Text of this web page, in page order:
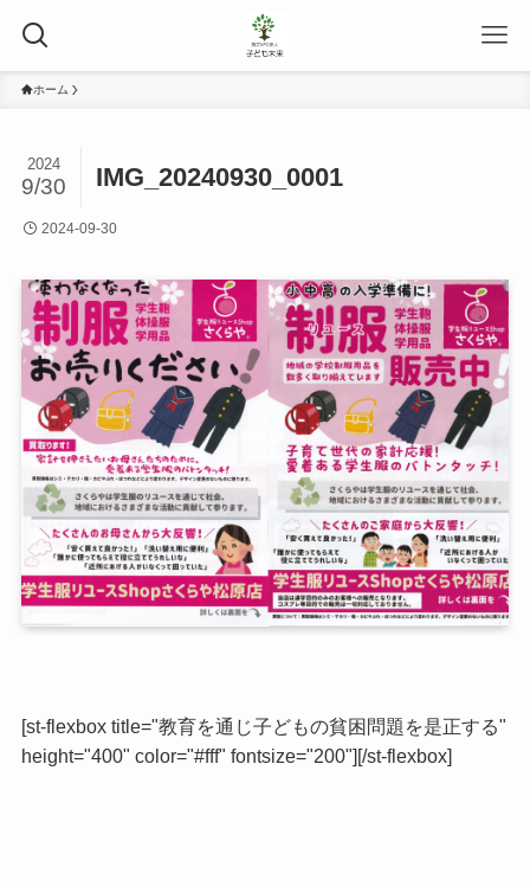
ホーム
IMG_20240930_0001
2024
9/30
2024-09-30
[st-flexbox title="教育を通じ子どもの貧困問題を是正する"
height="400" color="#fff" fontsize="200"][/st-flexbox]